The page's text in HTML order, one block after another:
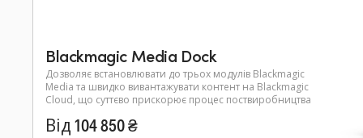
Blackmagic Media Dock
Дозволяє встановлювати до трьох модулів Blackmagic
Media та швидко вивантажувати контент на Blackmagic
Cloud, що суттєво прискорює процес поствиробництва
Від 104 850 ₴